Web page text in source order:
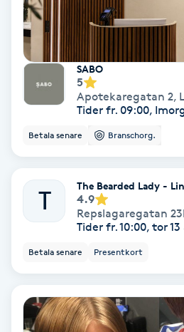
Tatueringsborttagning
Terapi
Thaimassage
Toning
Torr hårbotten
Torrborstning
Trådning
SABO
5
Apotekaregatan 2,
Tider fr. 09:00,
Betala senare Branschorg.
T
The Bearded Lady -
4.9
Repslagaregatan
Tider fr. 10:00, tor
Betala senare Presentkort